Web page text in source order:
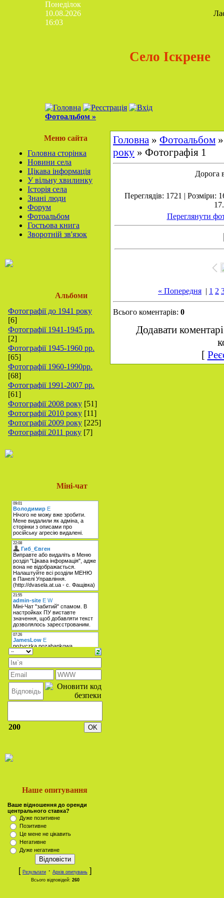
Понеділок
10.08.2026
16:03
Село Іскрене
Фотоальбом »
Меню сайта
Головна сторінка
Новини села
Цікава інформація
У вільну хвилинку
Історія села
Знані люди
Форум
Фотоальбом
Гостьова книга
Зворотній зв'язок
Альбоми
Фотографії до 1941 року
[6]
Фотографії 1941-1945 рр.
[2]
Фотографії 1945-1960 рр.
[65]
Фотографії 1960-1990рр.
[68]
Фотографії 1991-2007 рр.
[61]
Фотографії 2008 року [51]
Фотографії 2010 року [11]
Фотографії 2009 року [225]
Фотографії 2011 року [7]
Міні-чат
200
Наше опитування
Ваше відношення до оренди
центрального ставка?
Дуже позитивне
Позитивне
Це мене не цікавить
Негативне
Дуже негативне
[ Результати · Архів опитувань ]
Всього відповідей: 260
Головна » Фотоальбом
року » Фотографія 1
Дорога
Переглядів: 1721 | Розміри:
Переглянути
« Попередня | 1 2
Всього коментарів: 0
Додавати
[